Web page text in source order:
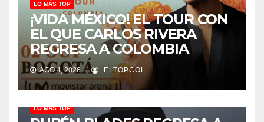
LO MÁS TOP
¡VIDA MÉXICO! EL TOUR CON
EL QUE CARLOS RIVERA
REGRESA A COLOMBIA
AGO 4, 2026 ELTOPCOL
LO MÁS TOP